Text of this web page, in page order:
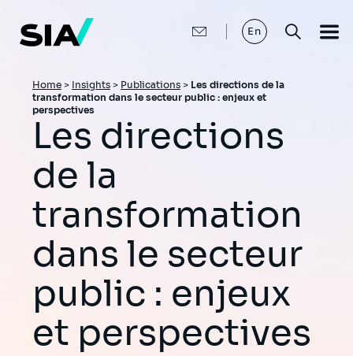
main
content
En
Breadcrumb
Home > Insights > Publications > Les directions de la
transformation dans le secteur public : enjeux et
perspectives
Les directions
de la
transformation
dans le secteur
public : enjeux
et perspectives